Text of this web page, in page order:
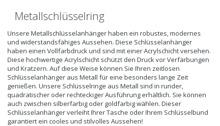
Metallschlüsselring
Unsere Metallschlüsselanhängerhaben ein robustes, modernes
und widerstandsfähiges Aussehen. Diese Schlüsselanhänger
haben einen Vollfarbdruck und sind mit einer Acrylschicht versehen.
Diese hochwertige Acrylschicht schützt den Druck vor Verfärbungen
und Kratzern. Auf diese Weise können Sie Ihren zeitlosen
Schlüsselanhänger aus Metall für eine besonders lange Zeit
genießen. Unsere Schlüsselringe aus Metall sind in runder,
quadratischer oder rechteckiger Ausführung erhältlich. Sie können
auch zwischen silberfarbig oder goldfarbig wählen. Dieser
Schlüsselanhänger verleiht Ihrer Tasche oder Ihrem Schlüsselbund
garantiert ein cooles und stilvolles Aussehen!